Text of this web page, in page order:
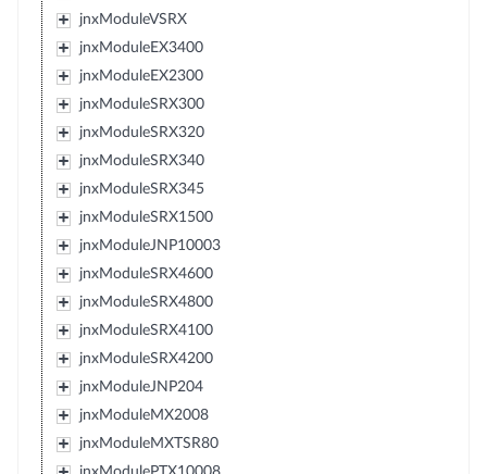
jnxModuleVSRX
jnxModuleEX3400
jnxModuleEX2300
jnxModuleSRX300
jnxModuleSRX320
jnxModuleSRX340
jnxModuleSRX345
jnxModuleSRX1500
jnxModuleJNP10003
jnxModuleSRX4600
jnxModuleSRX4800
jnxModuleSRX4100
jnxModuleSRX4200
jnxModuleJNP204
jnxModuleMX2008
jnxModuleMXTSR80